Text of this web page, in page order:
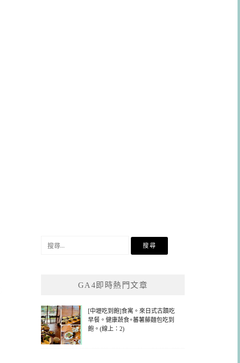
GA4即時熱門文章
[中壢吃到飽]食寓。來日式古蹟吃
早餐。健康蔬食+蕃薯藤麵包吃到
飽。(線上：2)